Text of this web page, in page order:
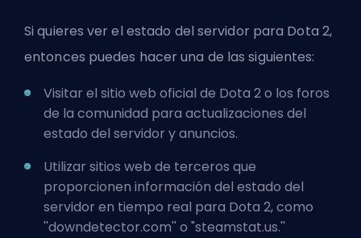
Si quieres ver el estado del servidor para Dota 2,
entonces puedes hacer una de las siguientes:
Visitar el sitio web oficial de Dota 2 o los foros
de la comunidad para actualizaciones del
estado del servidor y anuncios.
Utilizar sitios web de terceros que
proporcionen información del estado del
servidor en tiempo real para Dota 2, como
''downdetector.com'' o "steamstat.us.''